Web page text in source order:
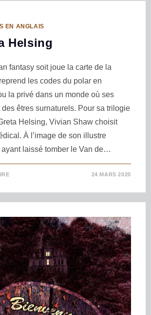
EN ANGLAIS
Helsing
fantasy soit joue la carte de la
les codes du polar en
la privé dans un monde où ses
êtres surnaturels. Pour sa trilogie
Helsing, Vivian Shaw choisit
À l’image de son illustre
ayant laissé tomber le Van de…
24 MARS 2020